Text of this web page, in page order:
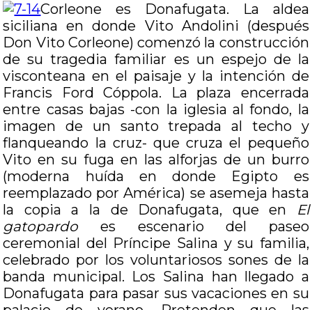
Corleone es Donafugata. La aldea
siciliana en donde Vito Andolini (después
Don Vito Corleone) comenzó la construcción
de su tragedia familiar es un espejo de la
visconteana en el paisaje y la intención de
Francis Ford Cóppola. La plaza encerrada
entre casas bajas -con la iglesia al fondo, la
imagen de un santo trepada al techo y
flanqueando la cruz- que cruza el pequeño
Vito en su fuga en las alforjas de un burro
(moderna huída en donde Egipto es
reemplazado por América) se asemeja hasta
la copia a la de Donafugata, que en
El
gatopardoes escenario del paseo
ceremonial del Príncipe Salina y su familia,
celebrado por los voluntariosos sones de la
banda municipal. Los Salina han llegado a
Donafugata para pasar sus vacaciones en su